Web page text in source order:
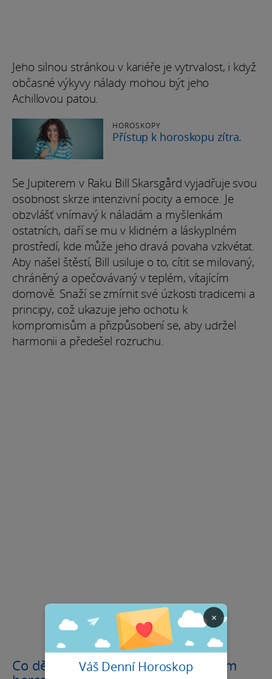
Jeho silnou stránkou v kariéře je vytrvalost, i když
občasné výkyvy nálady mohou být jeho
Achillovou patou.
HOROSKOPY
Přístup k horoskopu zítra.
Se Jupiterem v Raku Bill Skarsgård vyjadřuje svou
osobnost skrze intenzivní pocity a emoce. Je
obzvlášť vnímavý k náladám a myšlenkám
ostatních, daří se mu v klidném a láskyplném
prostředí, kde může jeho dravá povaha vzkvétat.
Aby našel štěstí, Bill usiluje o to, cítit se milovaný,
chráněný a opečovávaný v teplém, vítajícím
domově. Snaží se zmírnit své úzkosti tradicemi a
principy, což ukazuje jeho ochotu k
kompromisům a přizpůsobení se, aby udržel
harmonii a předešel rozruchu.
Co dělá Billa Skarsgårda výjimečným
×
Váš Denní Horoskop